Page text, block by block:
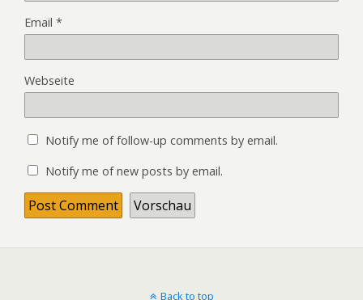
Email *
Webseite
Notify me of follow-up comments by email.
Notify me of new posts by email.
Back to top